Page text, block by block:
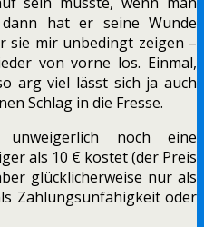
hat er seine Wunde
sie mir unbedingt zeigen –
von vorne los. Einmal,
arg viel lässt sich ja auch
Schlag in die Fresse.
noch eine
als 10 € kostet (der Preis
glücklicherweise nur als
Zahlungsunfähigkeit oder